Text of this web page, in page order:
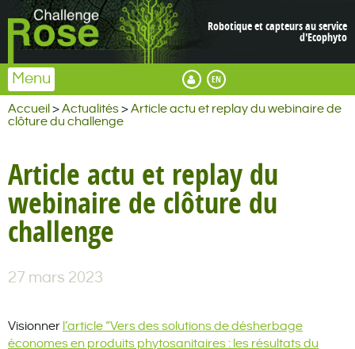
Robotique et capteurs au service
d'Ecophyto
Menu Espace membre
Accueil >Actualités>Article actu et replay du webinaire de
clôture du challenge
Article actu et replay du
webinaire de clôture du
challenge
27 mars 2023
Visionner l’article “Vers des solutions de désherbage
économes en produits phytosanitaires : les résultats du